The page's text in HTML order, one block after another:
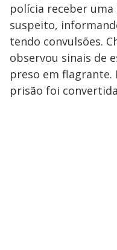
polícia receber
suspeito,
tendo convulsões.
observou sinais de
preso em flagrante.
prisão foi